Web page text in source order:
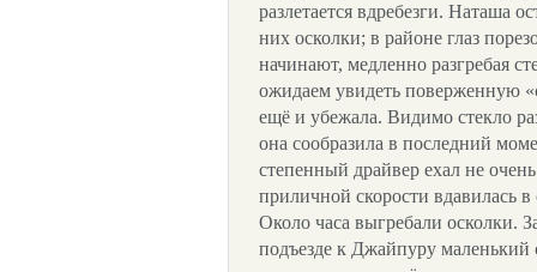
разлетается вдребезги. Наташа
них осколки; в районе глаз
начинают, медленно разгребая
ожидаем увидеть поверженную
ещё и убежала. Видимо стекло
она сообразила в последний
степенный драйвер ехал не
приличной скорости вдавилась
Около часа выгребали осколки.
подъезде к Джайпуру